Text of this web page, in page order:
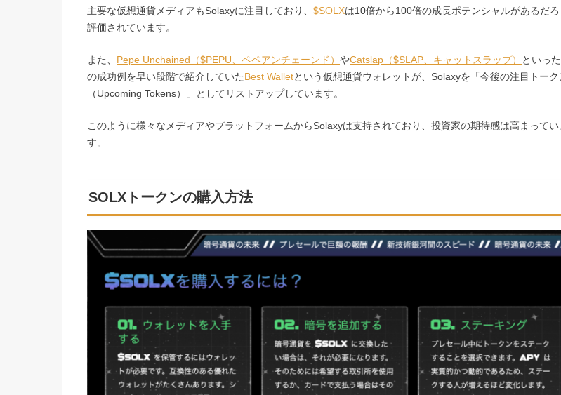
主要な仮想通貨メディアもSolaxyに注目しており、 $SOLXは10倍から100倍の成長ポテンシャルがあるだろ
評価されています。
また、 Pepe Unchained（$PEPU、ペペアンチェーンド） やCatslap（$SLAP、キャットスラップ）
といっ
の成功例を早い段階で紹介していたBest Walletという仮想通貨ウォレットが、Solaxyを「今後の注目トーク
（Upcoming Tokens）」としてリストアップしています。
このように様々なメディアやプラットフォームからSolaxyは支持されており、投資家の期待感は高まってい
す。
SOLXトークンの購入方法